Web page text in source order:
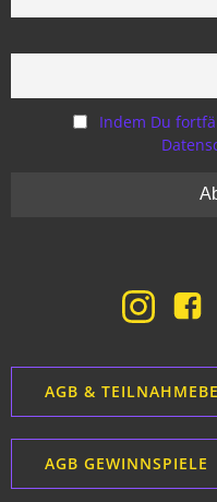
Indem Du
AGB &
AGB GEWINNSPIELE